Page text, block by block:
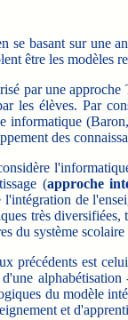
basant sur une
être les modèles
par une approche
les élèves. Par
informatique
des
(approche
de
très
du système
précédents est
du modèle
et